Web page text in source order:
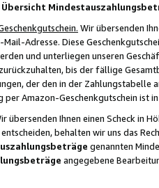
Übersicht
Wir übersenden
Adresse. Diese
und unterliegen unseren
bis der fällige
der den in der
per Amazon-Geschenkgutschein ist
übersenden Ihnen einen Scheck in
behalten wir uns das
genannten
angegebene